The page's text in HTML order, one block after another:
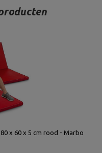
x 60 x 5 cm rood - Marbo